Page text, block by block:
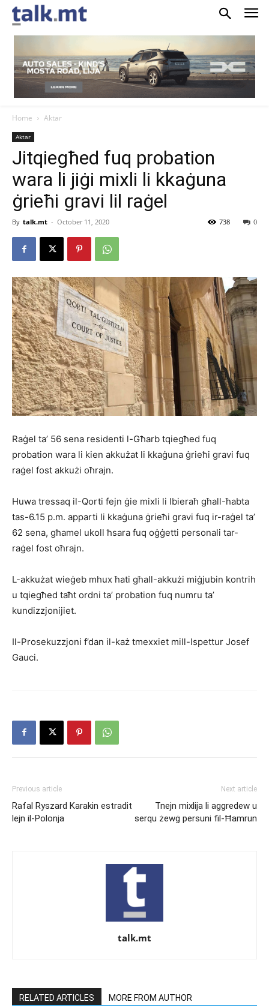
Home Aktar
Aktar
Jitqiegħed fuq probation
wara li jiġi mixli li kkaġuna
ġrieħi gravi lil raġel
By talk.mt - October 11, 2020 0
738
Raġel ta’ 56 sena residenti l-Għarb tqiegħed fuq
probation wara li kien akkużat li kkaġuna ġrieħi gravi fuq
raġel fost akkużi oħrajn.
Huwa tressaq il-Qorti fejn ġie mixli li lbieraħ għall-ħabta
tas-6.15 p.m. apparti li kkaġuna ġrieħi gravi fuq ir-raġel ta’
62 sena, għamel ukoll ħsara fuq oġġetti personali tar-
raġel fost oħrajn.
L-akkużat wieġeb mhux ħati għall-akkużi miġjubin kontrih
u tqiegħed taħt ordni ta’ probation fuq numru ta’
kundizzjonijiet.
Il-Prosekuzzjoni f’dan il-każ tmexxiet mill-Ispettur Josef
Gauci.
Previous article
Rafal Ryszard Karakin estradit
lejn il-Polonja
Next article
Tnejn mixlija li aggredew u
serqu żewġ persuni fil-Ħamrun
talk.mt
RELATED ARTICLES MORE FROM AUTHOR